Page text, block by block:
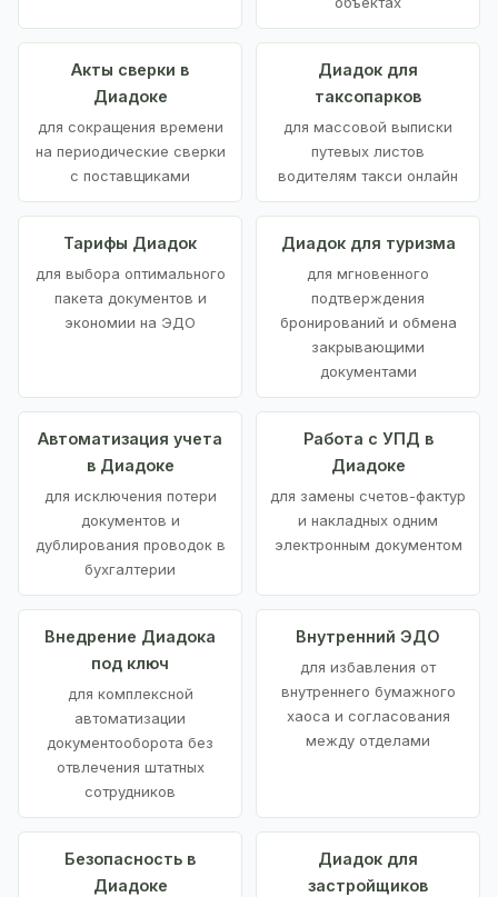
Акты сверки в
Диадоке
для сокращения времени
на периодические сверки
с поставщиками
Диадок для
таксопарков
для массовой выписки
путевых листов
водителям такси онлайн
Тарифы Диадок
для выбора оптимального
пакета документов и
экономии на ЭДО
Диадок для туризма
для мгновенного
подтверждения
бронирований и обмена
закрывающими
документами
Автоматизация учета
в Диадоке
для исключения потери
документов и
дублирования проводок в
бухгалтерии
Работа с УПД в
Диадоке
для замены счетов-фактур
и накладных одним
электронным документом
Внедрение Диадока
под ключ
для комплексной
автоматизации
документооборота без
отвлечения штатных
сотрудников
Внутренний ЭДО
для избавления от
внутреннего бумажного
хаоса и согласования
между отделами
Безопасность в
Диадоке
Диадок для
застройщиков